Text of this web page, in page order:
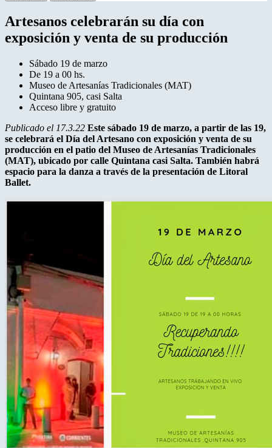
Artesanos celebrarán su día con
exposición y venta de su producción
Sábado 19 de marzo
De 19 a 00 hs.
Museo de Artesanías Tradicionales (MAT)
Quintana 905, casi Salta
Acceso libre y gratuito
Publicado el 17.3.22 Este sábado 19 de marzo, a partir de las 19,
se celebrará el Día del Artesano con exposición y venta de su
producción en el patio del Museo de Artesanías Tradicionales
(MAT), ubicado por calle Quintana casi Salta. También habrá
espacio para la danza a través de la presentación de Litoral
Ballet.